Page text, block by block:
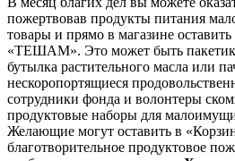
пожертвовав продукты питания
товары и прямо в магазине
«ТЕШАМ». Это может быть пакетик
бутылка растительного масла или
нескоропортящиеся
сотрудники фонда и волонтеры
продуктовые наборы для
Желающие могут оставить в
благотворительное продуктовое